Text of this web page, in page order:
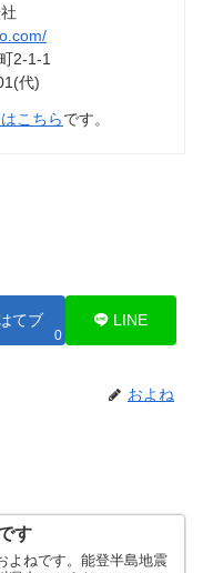
2-1-1
代)
こちらです。
てブ
0
LINE
およね
す
よねです。能登半島地震